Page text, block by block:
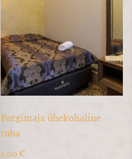
Pargimaja ühekohaline
tuba
1,00€